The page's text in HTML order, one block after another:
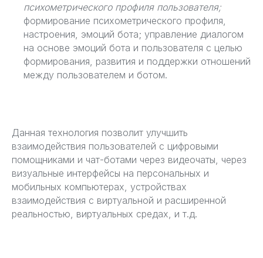
психометрического профиля пользователя;
формирование психометрического профиля,
настроения, эмоций бота; управление диалогом
на основе эмоций бота и пользователя с целью
формирования, развития и поддержки отношений
между пользователем и ботом.
Данная технология позволит улучшить
взаимодействия пользователей с цифровыми
помощниками и чат-ботами через видеочаты, через
визуальные интерфейсы на персональных и
мобильных компьютерах, устройствах
взаимодействия с виртуальной и расширенной
реальностью, виртуальных средах, и т.д.